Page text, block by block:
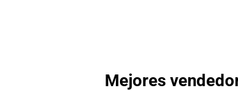
Mejores